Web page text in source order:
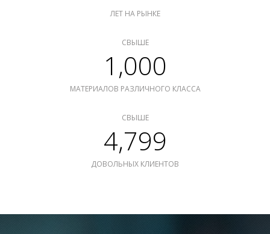
ЛЕТ НА РЫНКЕ
СВЫШЕ
1,000
МАТЕРИАЛОВ РАЗЛИЧНОГО КЛАССА
СВЫШЕ
4,799
ДОВОЛЬНЫХ КЛИЕНТОВ